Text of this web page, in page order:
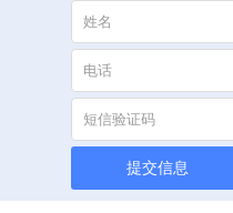
提交信息